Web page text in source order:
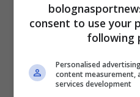
Mondiale.Maglia
dell’Al-Qadsiahdi
presenzee2724′
League. Una media
consent to use your
following
Personalised
content measurement,
services development